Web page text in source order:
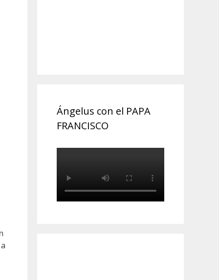
Ángelus con el PAPA
FRANCISCO